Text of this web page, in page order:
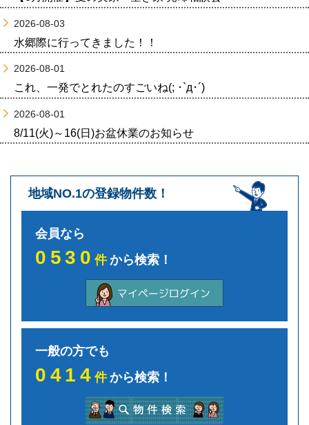
2026-08-03
水郷際に行ってきました！！
2026-08-01
これ、一発でとれたのすごいね(; ･`д･´)
2026-08-01
8/11(火)～16(日)お盆休業のお知らせ
地域NO.1の登録物件数！
会員なら
0530件から検索！
一般の方でも
0414件から検索！